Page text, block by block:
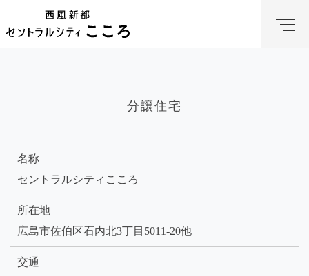
分譲住宅
名称
セントラルシティこころ
所在地
広島市佐伯区石内北3丁目5011-20他
交通